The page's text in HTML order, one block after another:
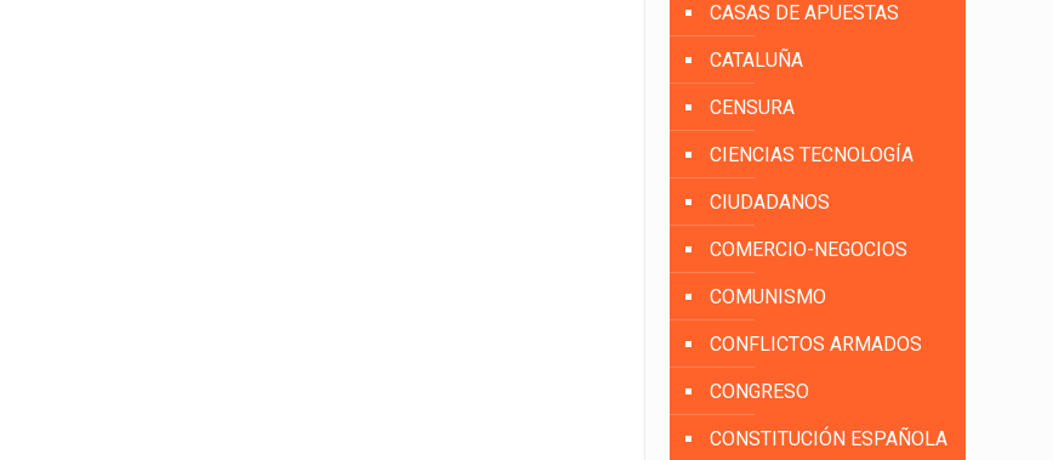
CASAS DE APUESTAS
CATALUÑA
CENSURA
CIENCIAS TECNOLOGÍA
CIUDADANOS
COMERCIO-NEGOCIOS
COMUNISMO
CONFLICTOS ARMADOS
CONGRESO
CONSTITUCIÓN ESPAÑOLA